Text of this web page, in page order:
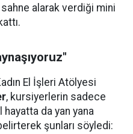
alarak verdiği mini
El İşleri Atölyesi
, kursiyerlerin sadece
da yan yana
şunları söyledi: